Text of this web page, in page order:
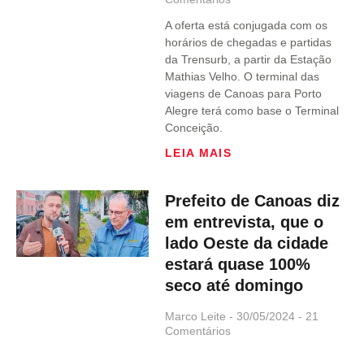
A oferta está conjugada com os
horários de chegadas e partidas
da Trensurb, a partir da Estação
Mathias Velho. O terminal das
viagens de Canoas para Porto
Alegre terá como base o Terminal
Conceição.
LEIA MAIS
Prefeito de Canoas diz
em entrevista, que o
lado Oeste da cidade
estará quase 100%
seco até domingo
Marco Leite 30/05/2024 21
Comentários